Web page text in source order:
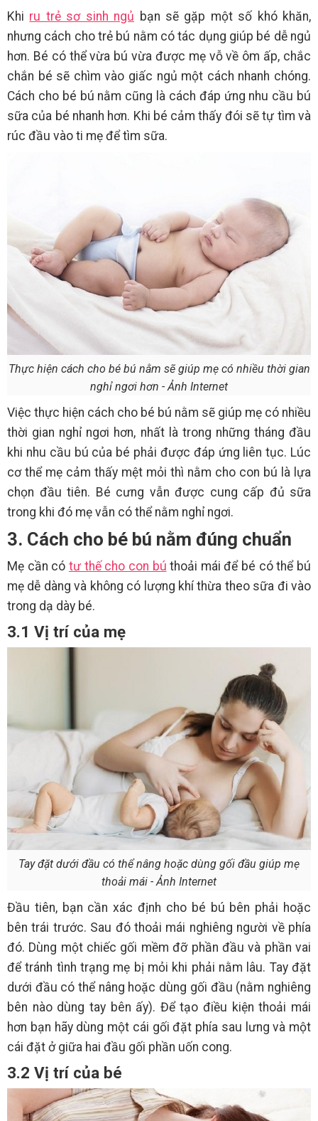
Khi ru trẻ sơ sinh ngủ bạn sẽ gặp một số khó khăn,
nhưng cách cho trẻ bú nằm có tác dụng giúp bé dễ ngủ
hơn. Bé có thể vừa bú vừa được mẹ vỗ về ôm ấp, chắc
chắn bé sẽ chìm vào giấc ngủ một cách nhanh chóng.
Cách cho bé bú nằm cũng là cách đáp ứng nhu cầu bú
sữa của bé nhanh hơn. Khi bé cảm thấy đói sẽ tự tìm và
rúc đầu vào ti mẹ để tìm sữa.
Thực hiện cách cho bé bú nằm sẽ giúp mẹ có nhiều thời gian
nghỉ ngơi hơn - Ảnh Internet
Việc thực hiện cách cho bé bú nằm sẽ giúp mẹ có nhiều
thời gian nghỉ ngơi hơn, nhất là trong những tháng đầu
khi nhu cầu bú của bé phải được đáp ứng liên tục. Lúc
cơ thể mẹ cảm thấy mệt mỏi thì nằm cho con bú là lựa
chọn đầu tiên. Bé cưng vẫn được cung cấp đủ sữa
trong khi đó mẹ vẫn có thể nằm nghỉ ngơi.
3. Cách cho bé bú nằm đúng chuẩn
Mẹ cần có tư thế cho con bú thoải mái để bé có thể bú
mẹ dễ dàng và không có lượng khí thừa theo sữa đi vào
trong dạ dày bé.
3.1 Vị trí của mẹ
Tay đặt dưới đầu có thể nâng hoặc dùng gối đầu giúp mẹ
thoải mái - Ảnh Internet
Đầu tiên, bạn cần xác định cho bé bú bên phải hoặc
bên trái trước. Sau đó thoải mái nghiêng người về phía
đó. Dùng một chiếc gối mềm đỡ phần đầu và phần vai
để tránh tình trạng mẹ bị mỏi khi phải nằm lâu. Tay đặt
dưới đầu có thể nâng hoặc dùng gối đầu (nằm nghiêng
bên nào dùng tay bên ấy). Để tạo điều kiện thoải mái
hơn bạn hãy dùng một cái gối đặt phía sau lưng và một
cái đặt ở giữa hai đầu gối phần uốn cong.
3.2 Vị trí của bé